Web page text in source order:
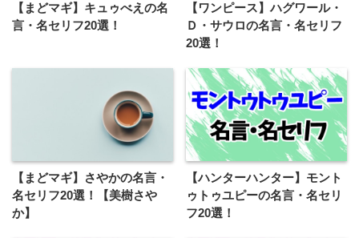
【まどマギ】キュゥべえの名
言・名セリフ20選！
【ワンピース】ハグワール・
Ｄ・サウロの名言・名セリフ
20選！
【まどマギ】さやかの名言・
名セリフ20選！【美樹さや
か】
【ハンターハンター】モント
ゥトゥユピーの名言・名セリ
フ20選！